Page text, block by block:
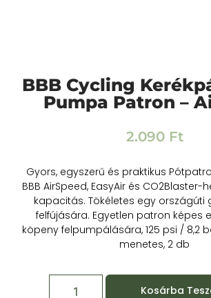
BBB Cycling
Pumpa Patron –
2.090 Ft
Gyors, egyszerű és praktikus
BBB AirSpeed, EasyAir és CO2Blaster-
kapacitás. Tökéletes egy országúti
felfújására. Egyetlen patron képes
köpeny felpumpálására, 125 psi / 8,2
menetes, 2 db
Kosárba